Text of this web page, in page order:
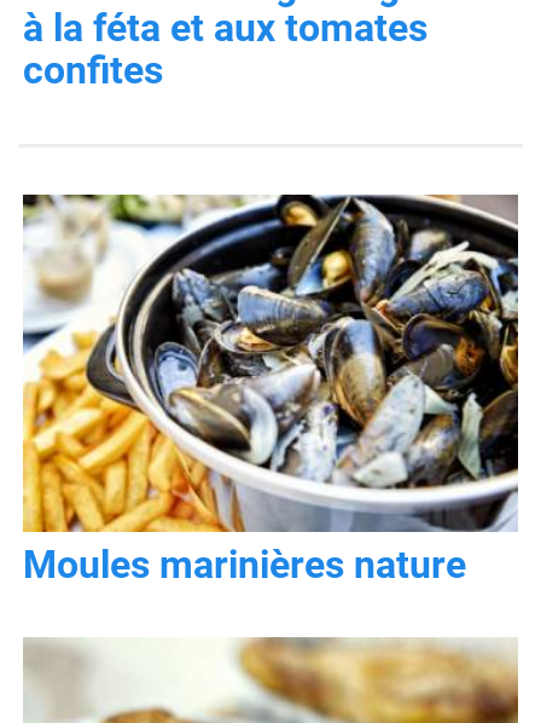
à la féta et aux tomates
confites
Moules marinières nature